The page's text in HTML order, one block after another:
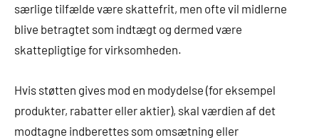
særlige tilfælde være skattefrit, men ofte vil midlerne
blive betragtet som indtægt og dermed være
skattepligtige for virksomheden.
Hvis støtten gives mod en modydelse (for eksempel
produkter, rabatter eller aktier), skal værdien af det
modtagne indberettes som omsætning eller